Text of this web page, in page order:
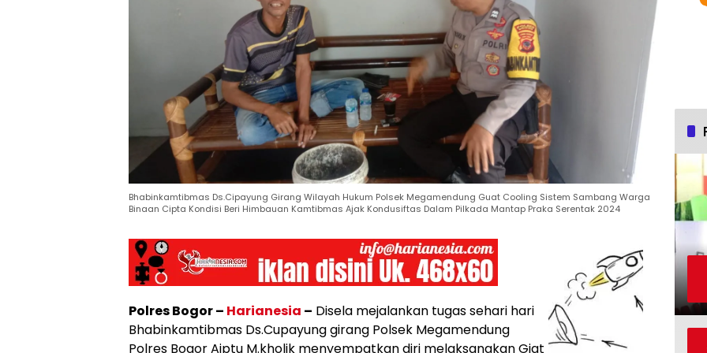
Bhabinkamtibmas Ds.Cipayung Girang Wilayah Hukum Polsek Megamendung Guat Cooling Sistem Sambang Warga
Binaan Cipta Kondisi Beri Himbauan Kamtibmas Ajak Kondusiftas Dalam Pilkada Mantap Praka Serentak 2024
Polres Bogor – Harianesia – Disela mejalankan tugas sehari hari
Bhabinkamtibmas Ds.Cupayung girang Polsek Megamendung
Polres Bogor Aiptu M.kholik menyempatkan diri melaksanakan Giat